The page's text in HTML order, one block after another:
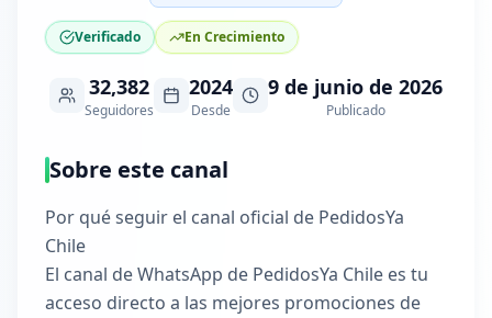
Verificado En Crecimiento
32,382
Seguidores
2024
Desde
9 de junio de 2026
Publicado
Sobre este canal
Por qué seguir el canal oficial de PedidosYa
Chile
El canal de WhatsApp de PedidosYa Chile es tu
acceso directo a las mejores promociones de